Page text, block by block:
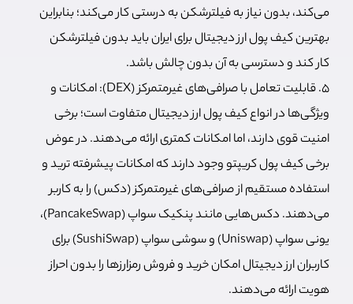
می‌کند، بدون نیاز به فیلترشکن به درستی کار می‌کند؛ بنابراین
بهترین کیف پول ارز دیجیتال برای ایران باید بدون فیلترشکن
کار کند و دسترسی به آن بدون چالش باشد.
۵. قابلیت تعامل با صرافی‌های غیرمتمرکز (DEX): امکانات و
ویژگی‌ها در انواع کیف پول ارز دیجیتال متفاوت است؛ برخی
امنیت قوی دارند، اما امکانات کمتری ارائه می‌دهند. در عوض
برخی کیف پول کریپتو وجود دارند که امکانات پیشرفته ترید و
استفاده مستقیم از صرافی‌های غیرمتمرکز (دکس) را به کاربر
می‌دهند. دکس‌هایی مانند پنکیک سواپ (PancakeSwap)،
یونی سواپ (Uniswap) و سوشی سواپ (SushiSwap) برای
کاربران ارز دیجیتال امکان خرید و فروش رمزارزها را بدون احراز
هویت ارائه می‌دهند.